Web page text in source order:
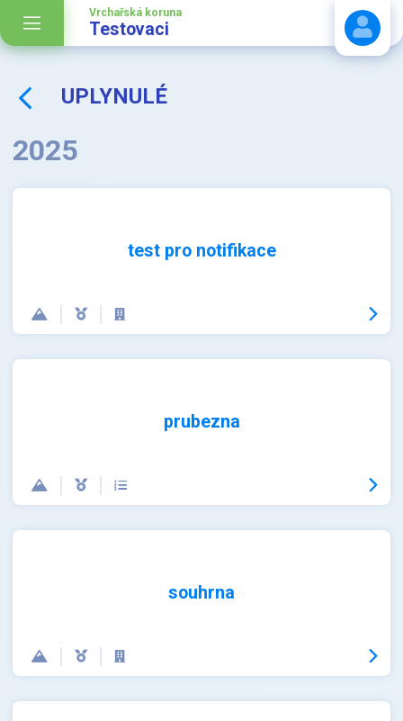
Vrchařská koruna
Testovaci
UPLYNULÉ
2025
test pro notifikace
prubezna
souhrna